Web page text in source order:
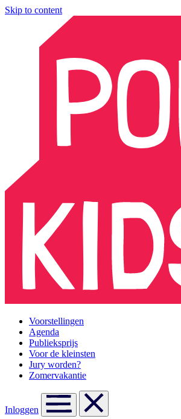
Skip to content
Voorstellingen
Agenda
Publieksprijs
Voor de kleinsten
Jury worden?
Zomervakantie
Inloggen